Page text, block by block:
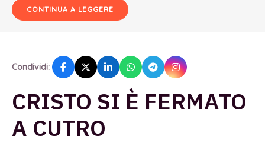
CONTINUA A LEGGERE
Condividi:
CRISTO SI È FERMATO
A CUTRO